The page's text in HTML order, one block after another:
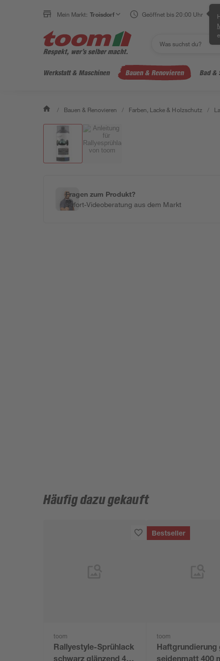
Mein Markt: Troisdorf Geöffnet bis 20:00 Uhr
Werkstatt & Maschinen Bauen & Renovieren Bad &
/ Bauen & Renovieren / Farben, Lacke & Holzschutz /
Fragen zum Produkt?
Sofort-Videoberatung aus dem Markt
Häufig dazu gekauft
toom
Rallyestyle-Sprühlack
Bestseller
toom
Haftgrundierung